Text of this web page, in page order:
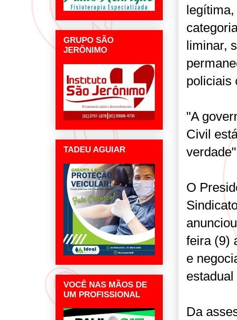
liminar,
policiais
"A
Civil
O
feira (9)
e
Da
GRUPO SÃO
JERÔNIMO
TADEU AGUIAR
VOCÊ NAS MÃOS DE
UM PROFISSIONAL